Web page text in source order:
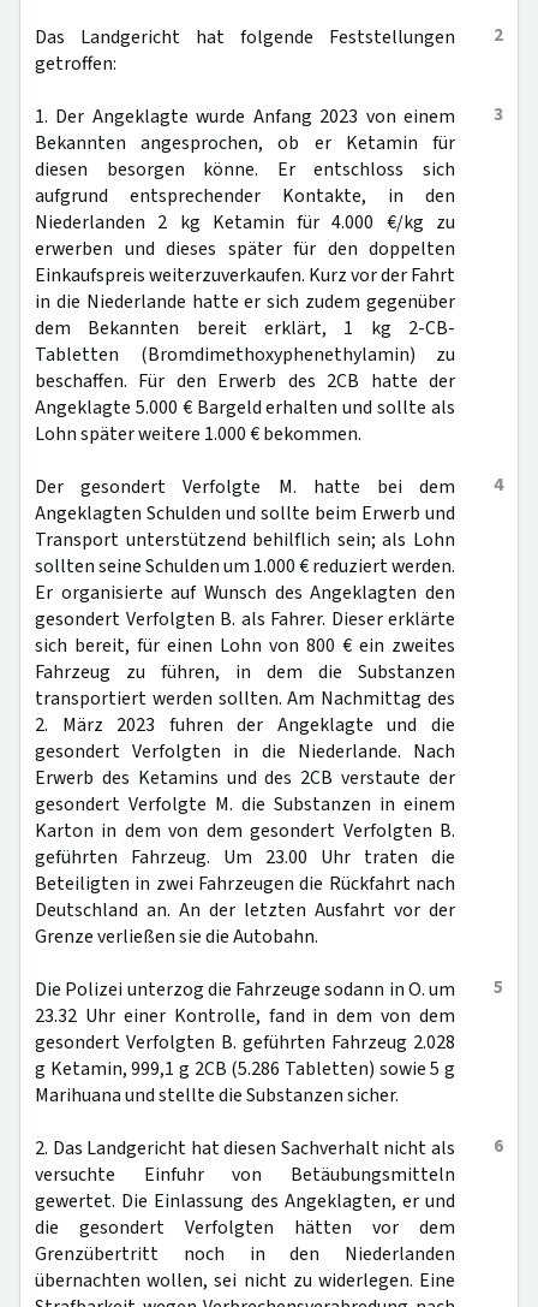
2
Das Landgericht hat folgende Feststellungen
getroffen:
3
1. Der Angeklagte wurde Anfang 2023 von einem
Bekannten angesprochen, ob er Ketamin für
diesen besorgen könne. Er entschloss sich
aufgrund entsprechender Kontakte, in den
Niederlanden 2 kg Ketamin für 4.000 €/kg zu
erwerben und dieses später für den doppelten
Einkaufspreis weiterzuverkaufen. Kurz vor der Fahrt
in die Niederlande hatte er sich zudem gegenüber
dem Bekannten bereit erklärt, 1 kg 2-CB-
Tabletten (Bromdimethoxyphenethylamin) zu
beschaffen. Für den Erwerb des 2CB hatte der
Angeklagte 5.000 € Bargeld erhalten und sollte als
Lohn später weitere 1.000 € bekommen.
4
Der gesondert Verfolgte M. hatte bei dem
Angeklagten Schulden und sollte beim Erwerb und
Transport unterstützend behilflich sein; als Lohn
sollten seine Schulden um 1.000 € reduziert werden.
Er organisierte auf Wunsch des Angeklagten den
gesondert Verfolgten B. als Fahrer. Dieser erklärte
sich bereit, für einen Lohn von 800 € ein zweites
Fahrzeug zu führen, in dem die Substanzen
transportiert werden sollten. Am Nachmittag des
2. März 2023 fuhren der Angeklagte und die
gesondert Verfolgten in die Niederlande. Nach
Erwerb des Ketamins und des 2CB verstaute der
gesondert Verfolgte M. die Substanzen in einem
Karton in dem von dem gesondert Verfolgten B.
geführten Fahrzeug. Um 23.00 Uhr traten die
Beteiligten in zwei Fahrzeugen die Rückfahrt nach
Deutschland an. An der letzten Ausfahrt vor der
Grenze verließen sie die Autobahn.
5
Die Polizei unterzog die Fahrzeuge sodann in O. um
23.32 Uhr einer Kontrolle, fand in dem von dem
gesondert Verfolgten B. geführten Fahrzeug 2.028
g Ketamin, 999,1 g 2CB (5.286 Tabletten) sowie 5 g
Marihuana und stellte die Substanzen sicher.
6
2. Das Landgericht hat diesen Sachverhalt nicht als
versuchte Einfuhr von Betäubungsmitteln
gewertet. Die Einlassung des Angeklagten, er und
die gesondert Verfolgten hätten vor dem
Grenzübertritt noch in den Niederlanden
übernachten wollen, sei nicht zu widerlegen. Eine